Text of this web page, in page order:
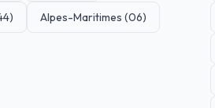
Alpes-Maritimes (06)